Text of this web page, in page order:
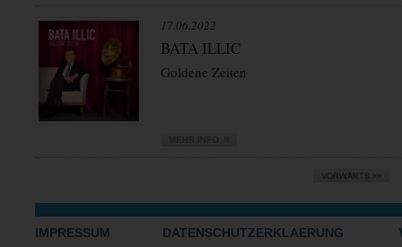
17.06.2022
BATA ILLIC
Goldene Zeiten
IMPRESSUM DATENSCHUTZERKLAERUNG